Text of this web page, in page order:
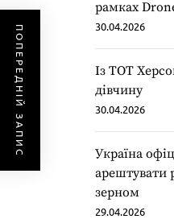
ПОПЕРЕДНІЙ ЗАПИС
рамках
30.04.2026
Із ТОТ
дівчину
30.04.2026
Україна
арештувати
зерном
29.04.2026